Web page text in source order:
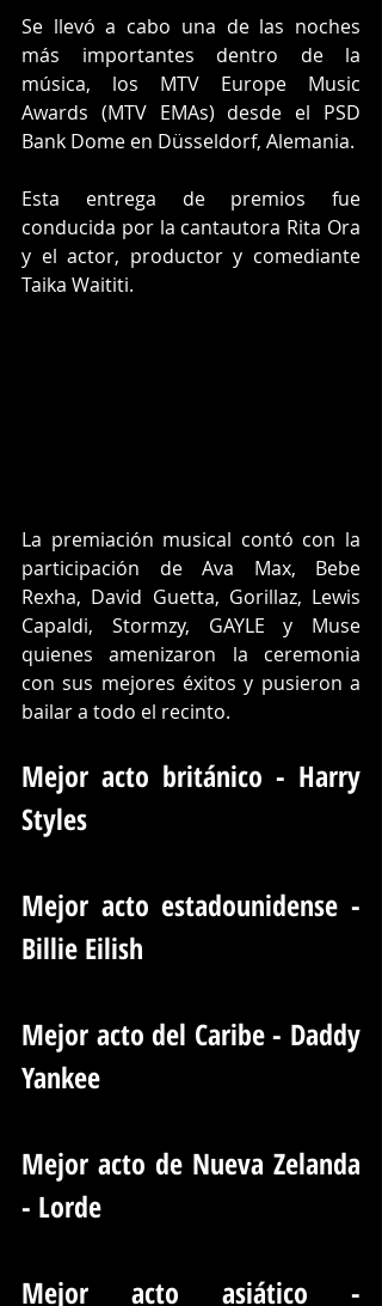
Se llevó a cabo una de las noches
más importantes dentro de la
música, los MTV Europe Music
Awards (MTV EMAs) desde el PSD
Bank Dome en Düsseldorf, Alemania.
Esta entrega de premios fue
conducida por la cantautora Rita Ora
y el actor, productor y comediante
Taika Waititi.
La premiación musical contó con la
participación de Ava Max, Bebe
Rexha, David Guetta, Gorillaz, Lewis
Capaldi, Stormzy, GAYLE y Muse
quienes amenizaron la ceremonia
con sus mejores éxitos y pusieron a
bailar a todo el recinto.
Mejor acto británico - Harry
Styles
Mejor acto estadounidense -
Billie Eilish
Mejor acto del Caribe - Daddy
Yankee
Mejor acto de Nueva Zelanda
- Lorde
Mejor acto asiático -